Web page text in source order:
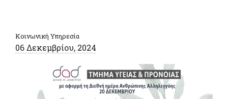
Κοινωνική Υπηρεσία
06 Δεκεμβρίου, 2024